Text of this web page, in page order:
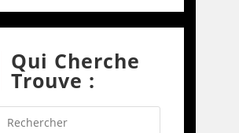
Qui Cherche
Trouve :